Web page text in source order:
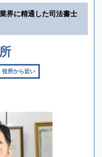
界に精通した司法書士
役所から近い